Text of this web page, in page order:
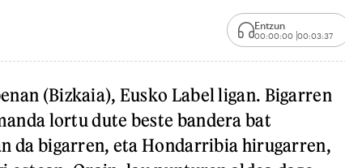
Entzun
00:00:00 00:03:37
(Bizkaia), Eusko Label ligan. Bigarren
lortu dute beste bandera bat
da bigarren, eta Hondarribia hirugarren,